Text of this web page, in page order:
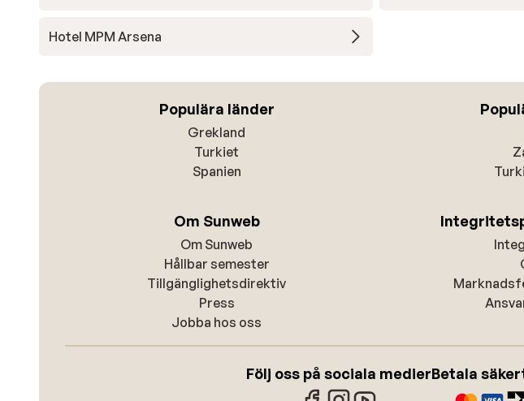
Hotel MPM Arsena
Populära länder
Grekland
Turkiet
Spanien
Om Sunweb
Om Sunweb
Hållbar semester
Tillgänglighetsdirektiv
Press
Jobba hos oss
Följ oss på sociala medierBetala